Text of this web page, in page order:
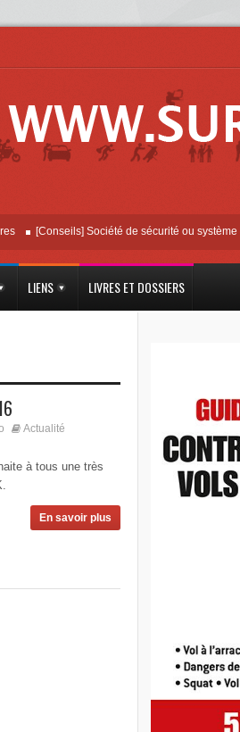
[Conseils] Société de sécurité ou système
LIENS LIVRES ET DOSSIERS
Actualité
à tous une très
En savoir plus